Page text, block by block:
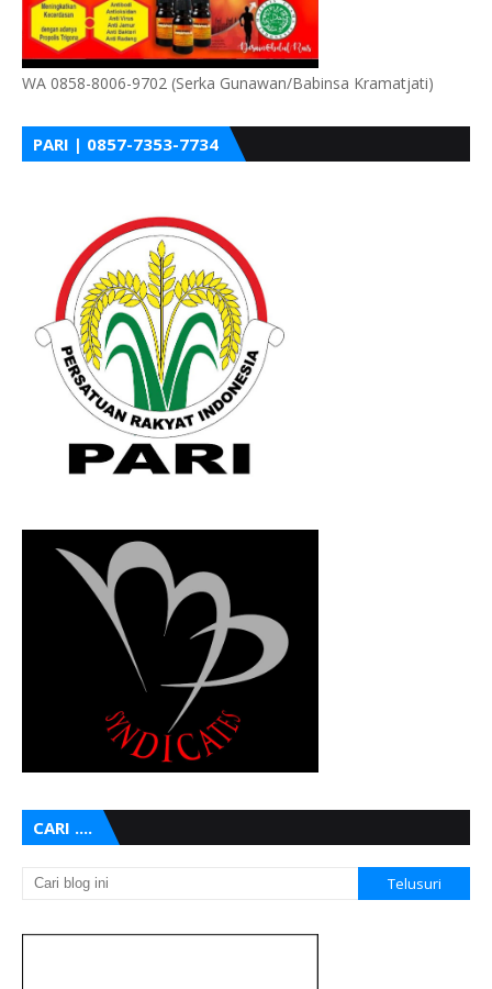
WA 0858-8006-9702 (Serka Gunawan/Babinsa Kramatjati)
PARI | 0857-7353-7734
CARI ....